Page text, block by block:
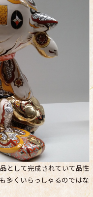
として完成されていて品性
多くいらっしゃるのではな